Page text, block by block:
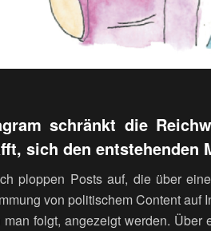
schränkt die
sich den entstehenden
ploppen Posts auf, die über
von politischem Content auf
man folgt, angezeigt werden.